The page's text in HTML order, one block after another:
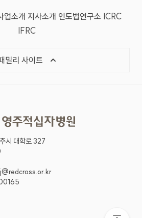
업소개 지사소개 인도법연구소 ICRC
IFRC
밀리 사이트
십자병원
시 대학로 327